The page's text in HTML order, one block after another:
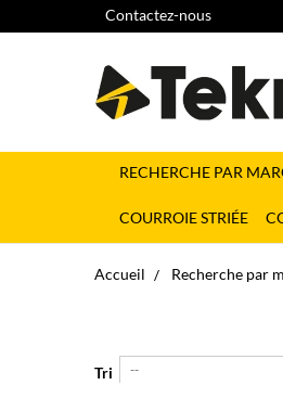
Contactez-nous
RECHERCHE PAR
COURROIE STRIÉE
Accueil Recherche par
Tri --